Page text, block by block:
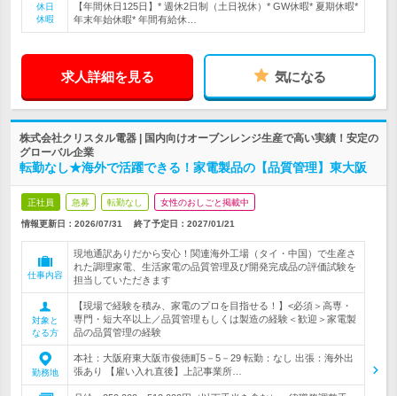
休日
休暇
【年間休日125日】* 週休2日制（土日祝休）* GW休暇* 夏期休暇*
年末年始休暇* 年間有給休…
求人詳細を見る 気になる
株式会社クリスタル電器 | 国内向けオーブンレンジ生産で高い実績！安定の
グローバル企業
転勤なし★海外で活躍できる！家電製品の【品質管理】東大阪
正社員 急募 転勤なし 女性のおしごと掲載中
情報更新日：2026/07/31 終了予定日： 2027/01/21
仕事内容
現地通訳ありだから安心！関連海外工場（タイ・中国）で生産さ
れた調理家電、生活家電の品質管理及び開発完成品の評価試験を
担当していただきます
対象と
なる方
【現場で経験を積み、家電のプロを目指せる！】<必須＞高専・
専門・短大卒以上／品質管理もしくは製造の経験＜歓迎＞家電製
品の品質管理の経験
勤務地
本社：大阪府東大阪市俊徳町5－5－29 転勤：なし 出張：海外出
張あり 【雇い入れ直後】上記事業所…